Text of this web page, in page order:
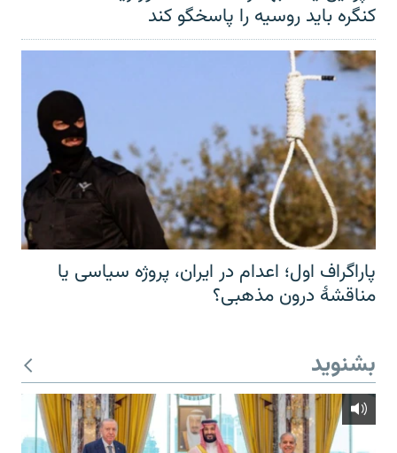
کنگره باید روسیه را پاسخگو کند
پاراگراف اول؛ اعدام در ایران، پروژه سیاسی یا
مناقشهٔ درون مذهبی؟
بشنوید